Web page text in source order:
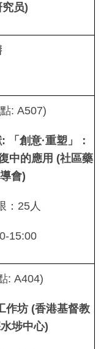
员)
: A507)
: 「創意·重塑」：
中的應用 (社區藥
會)
：25人
15:00
: A404)
作坊 (香港基督教
埗中心)